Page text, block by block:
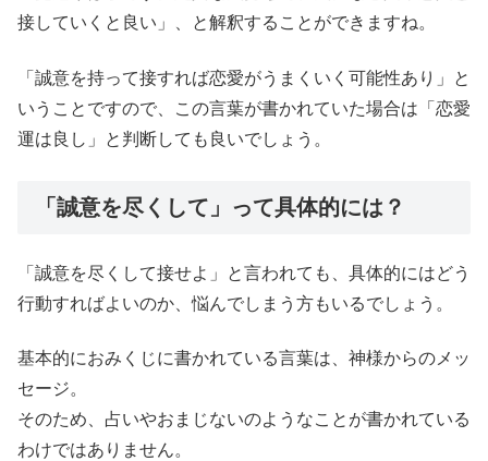
接していくと良い」、と解釈することができますね。
「誠意を持って接すれば恋愛がうまくいく可能性あり」と
いうことですので、この言葉が書かれていた場合は「恋愛
運は良し」と判断しても良いでしょう。
「誠意を尽くして」って具体的には？
「誠意を尽くして接せよ」と言われても、具体的にはどう
行動すればよいのか、悩んでしまう方もいるでしょう。
基本的におみくじに書かれている言葉は、神様からのメッ
セージ。
そのため、占いやおまじないのようなことが書かれている
わけではありません。